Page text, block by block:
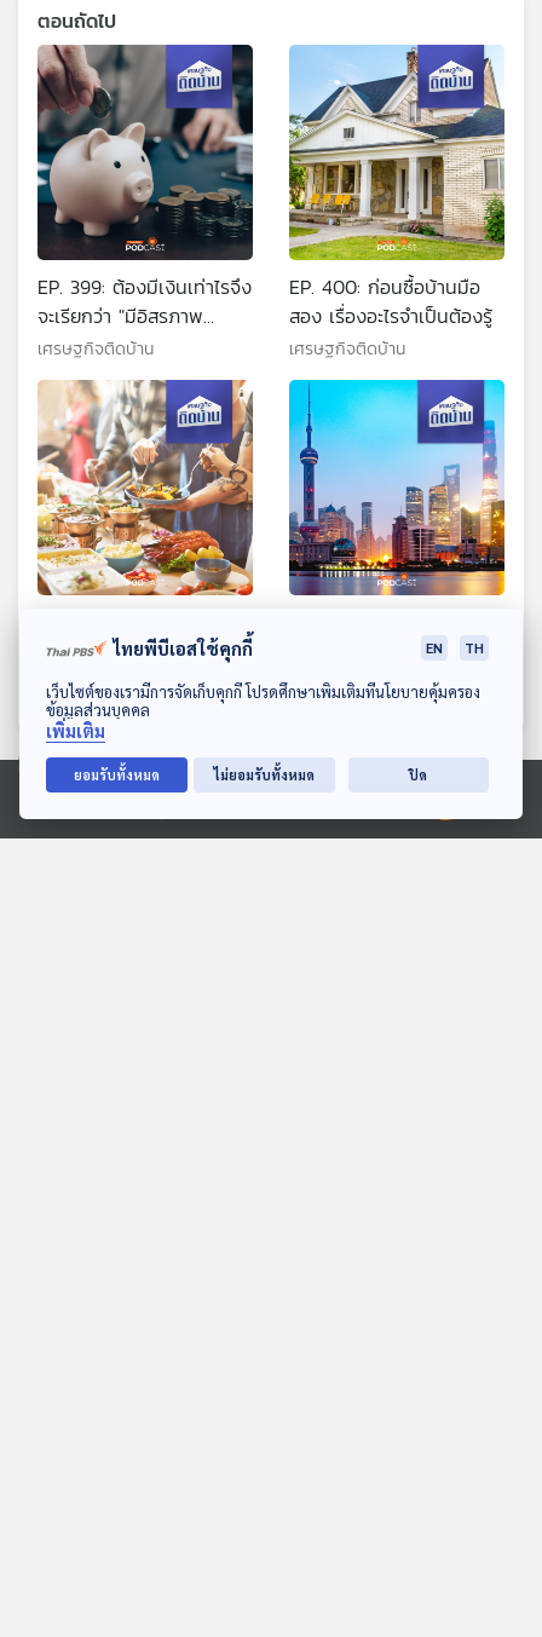
ดาวน์โหลด Thai PBS Podcast Application
Ⓒ 2020 องค์การกระจายเสียงและแพร่ภาพสาธารณะแห่งประเทศไทย
ตอนถัดไป
EP. 399: ต้องมีเงินเท่าไรจึง
จะเรียกว่า "มีอิสรภาพ
ทางการเงิน"
เศรษฐกิจติดบ้าน
EP. 400: ก่อนซื้อบ้านมือ
สอง เรื่องอะไรจำเป็นต้องรู้
เศรษฐกิจติดบ้าน
อย่างไร ไม่ให้เจ๊ง
เศรษฐกิจติดบ้าน
จีนต่อเนื่อง ปีล่าสุดมากถึง
1.2 ล้านล้านบาท
เศรษฐกิจติดบ้าน
ตอนที่เกี่ยวข้อง
ไทยพีบีเอสใช้คุกกี้ EN TH
เว็บไซต์ของเรามีการจัดเก็บคุกกี้ โปรดศึกษาเพิ่มเติมที่นโยบายคุ้มครอง
ข้อมูลส่วนบุคคล
เพิ่มเติม
ยอมรับทั้งหมด ไม่ยอมรับทั้งหมด ปิด